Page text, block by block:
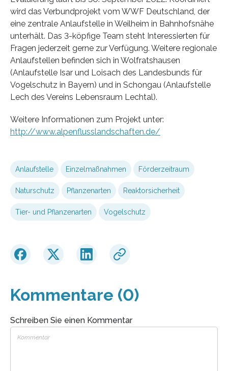
wird das Verbundprojekt vom WWF Deutschland, der
eine zentrale Anlaufstelle in Weilheim in Bahnhofsnähe
unterhält. Das 3-köpfige Team steht Interessierten für
Fragen jederzeit gerne zur Verfügung. Weitere regionale
Anlaufstellen befinden sich in Wolfratshausen
(Anlaufstelle Isar und Loisach des Landesbunds für
Vogelschutz in Bayern) und in Schongau (Anlaufstelle
Lech des Vereins Lebensraum Lechtal).
Weitere Informationen zum Projekt unter:
http://www.alpenflusslandschaften.de/
Anlaufstelle Einzelmaßnahmen Förderzeitraum
Naturschutz Pflanzenarten Reaktorsicherheit
Tier- und Pflanzenarten Vogelschutz
Kommentare (0)
Schreiben Sie einen Kommentar